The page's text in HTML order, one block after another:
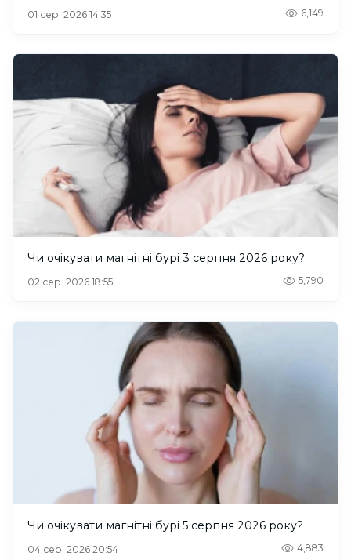
01 сер. 2026 14:35 6,149
Чи очікувати магнітні бурі 3 серпня 2026 року?
02 сер. 2026 18:55 5,790
Чи очікувати магнітні бурі 5 серпня 2026 року?
04 сер. 2026 20:54 4,883